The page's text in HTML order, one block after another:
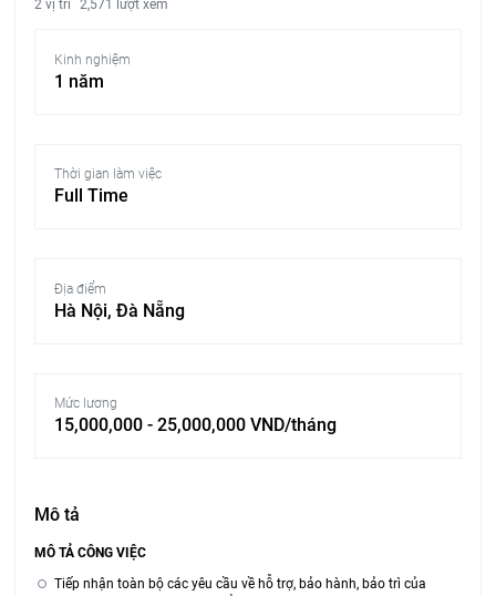
2 vị trí 2,571 lượt xem
Kinh nghiệm
1 năm
Thời gian làm việc
Full Time
Địa điểm
Hà Nội, Đà Nẵng
Mức lương
15,000,000 - 25,000,000 VND/tháng
Mô tả
MÔ TẢ CÔNG VIỆC
Tiếp nhận toàn bộ các yêu cầu về hỗ trợ, bảo hành, bảo trì của